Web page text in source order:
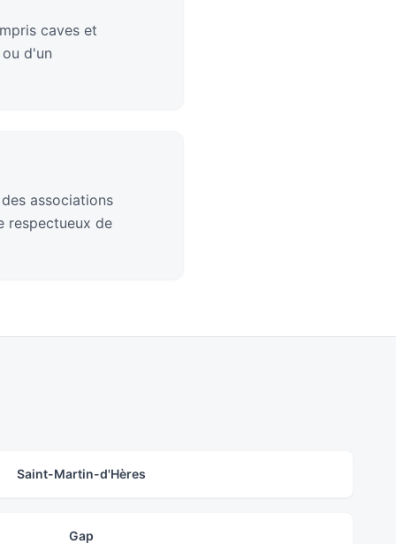
caves et
d'un
associations
respectueux de
Saint-Martin-d'Hères
Gap